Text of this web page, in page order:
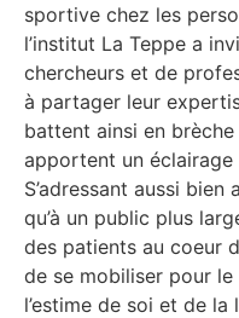
sportive chez les
l’institut La Teppe a
chercheurs et de
à partager leur
battent ainsi en
apportent un
S’adressant aussi
qu’à un public plus
des patients au coeur
de se mobiliser pour
l’estime de soi et de